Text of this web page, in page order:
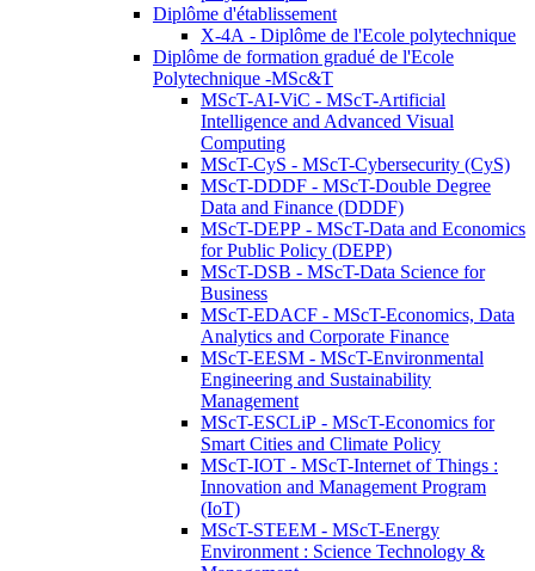
Diplôme d'établissement
X-4A - Diplôme de l'Ecole polytechnique
Diplôme de formation gradué de l'Ecole
Polytechnique -MSc&T
MScT-AI-ViC - MScT-Artificial
Intelligence and Advanced Visual
Computing
MScT-CyS - MScT-Cybersecurity (CyS)
MScT-DDDF - MScT-Double Degree
Data and Finance (DDDF)
MScT-DEPP - MScT-Data and Economics
for Public Policy (DEPP)
MScT-DSB - MScT-Data Science for
Business
MScT-EDACF - MScT-Economics, Data
Analytics and Corporate Finance
MScT-EESM - MScT-Environmental
Engineering and Sustainability
Management
MScT-ESCLiP - MScT-Economics for
Smart Cities and Climate Policy
MScT-IOT - MScT-Internet of Things :
Innovation and Management Program
(IoT)
MScT-STEEM - MScT-Energy
Environment : Science Technology &